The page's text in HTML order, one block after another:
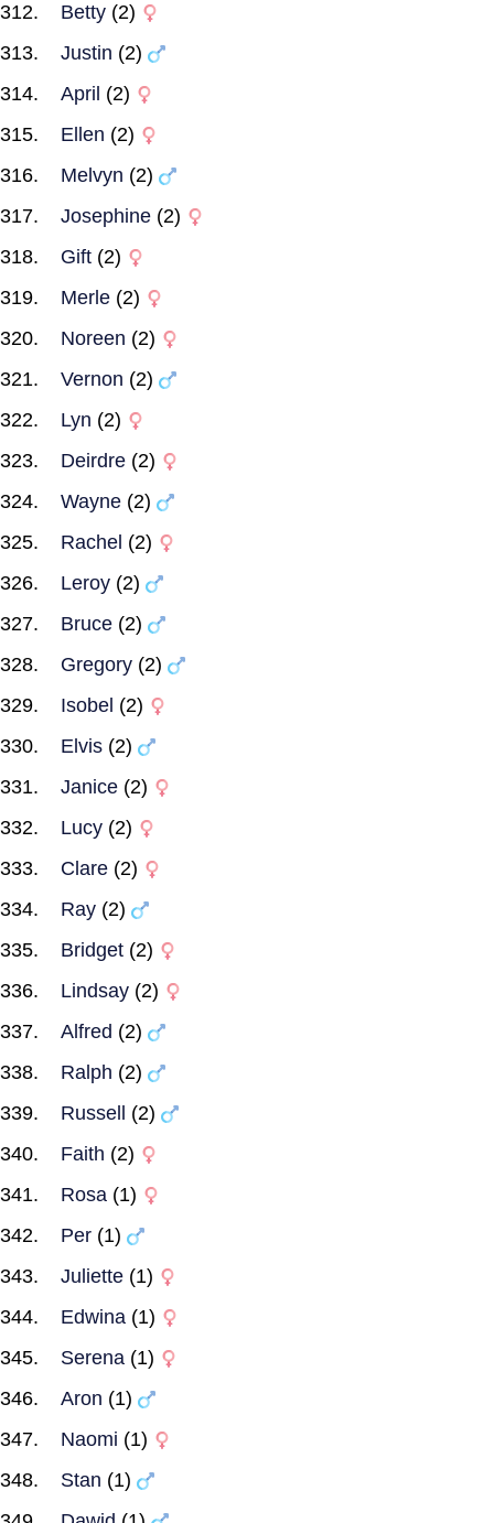
Betty (2)
Justin (2)
April (2)
Ellen (2)
Melvyn (2)
Josephine (2)
Gift (2)
Merle (2)
Noreen (2)
Vernon (2)
Lyn (2)
Deirdre (2)
Wayne (2)
Rachel (2)
Leroy (2)
Bruce (2)
Gregory (2)
Isobel (2)
Elvis (2)
Janice (2)
Lucy (2)
Clare (2)
Ray (2)
Bridget (2)
Lindsay (2)
Alfred (2)
Ralph (2)
Russell
(2)
Faith (2)
Rosa (1)
Per (1)
Juliette (1)
Edwina (1)
Serena (1)
Aron (1)
Naomi (1)
Stan (1)